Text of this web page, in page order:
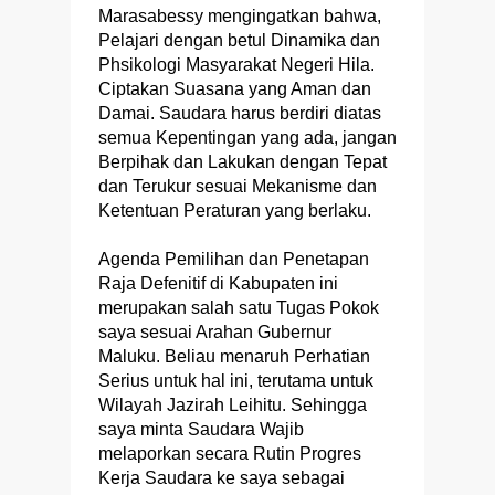
Marasabessy mengingatkan bahwa,
Pelajari dengan betul Dinamika dan
Phsikologi Masyarakat Negeri Hila.
Ciptakan Suasana yang Aman dan
Damai. Saudara harus berdiri diatas
semua Kepentingan yang ada, jangan
Berpihak dan Lakukan dengan Tepat
dan Terukur sesuai Mekanisme dan
Ketentuan Peraturan yang berlaku.
Agenda Pemilihan dan Penetapan
Raja Defenitif di Kabupaten ini
merupakan salah satu Tugas Pokok
saya sesuai Arahan Gubernur
Maluku. Beliau menaruh Perhatian
Serius untuk hal ini, terutama untuk
Wilayah Jazirah Leihitu. Sehingga
saya minta Saudara Wajib
melaporkan secara Rutin Progres
Kerja Saudara ke saya sebagai